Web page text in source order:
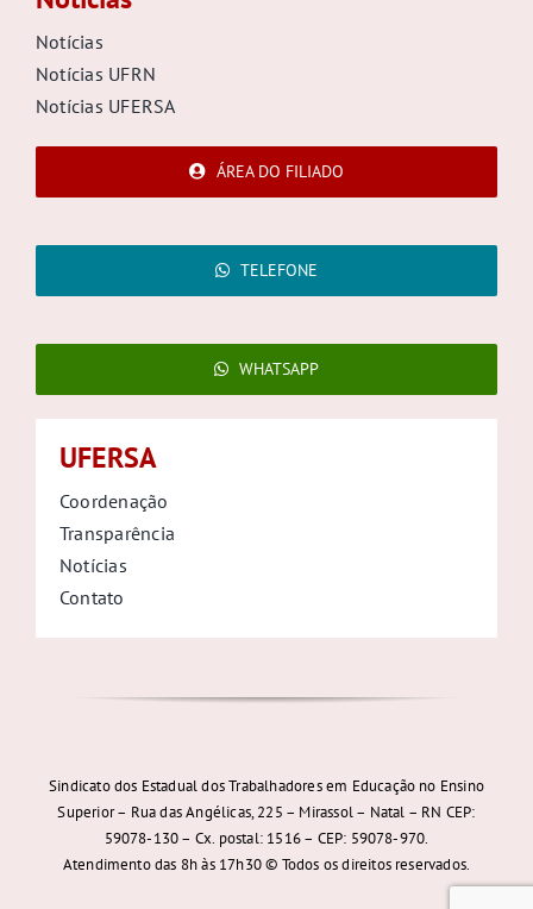
Notícias
Notícias UFRN
Notícias UFERSA
ÁREA DO FILIADO
TELEFONE
WHATSAPP
UFERSA
Coordenação
Transparência
Notícias
Contato
Sindicato dos Estadual dos Trabalhadores em Educação no Ensino
Superior – Rua das Angélicas, 225 – Mirassol – Natal – RN CEP:
59078-130 – Cx. postal: 1516 – CEP: 59078-970.
Atendimento das 8h às 17h30 © Todos os direitos reservados.